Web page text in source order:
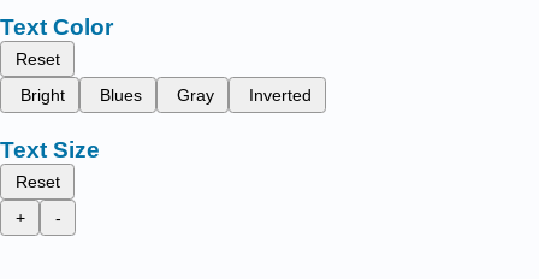
Text Color
Reset
Bright
Blues Gray Inverted
Text Size
Reset
+
-